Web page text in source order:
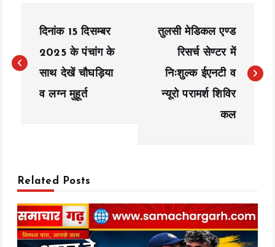
s
g
a
दिनांक 15 दिसम्बर
2025 के पंचांग के
साथ देखें चौघड़िया
व लग्न मुहूर्त
तुलसी मेडिकल एण्ड
रिसर्च सेण्टर में
निःशुल्क ईएनटी व
न्यूरो परामर्श शिविर
कल
Related Posts